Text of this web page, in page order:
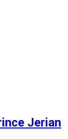
Jerian